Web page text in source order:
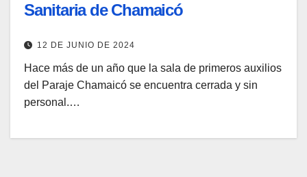
Sanitaria de Chamaicó
12 DE JUNIO DE 2024
Hace más de un año que la sala de primeros auxilios
del Paraje Chamaicó se encuentra cerrada y sin
personal.…